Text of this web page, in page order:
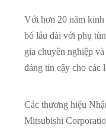
Với hơn 20 năm kinh
bó lâu dài với phụ
gia chuyên nghiệp
đáng tin cậy cho các
Các thương hiệu
Mitsubishi